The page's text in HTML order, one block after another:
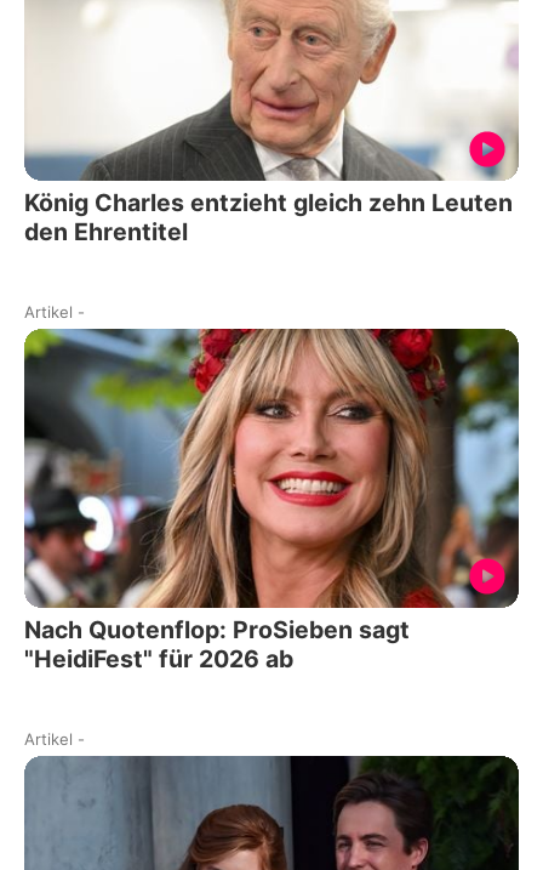
König Charles entzieht gleich zehn Leuten
den Ehrentitel
Artikel -
Nach Quotenflop: ProSieben sagt
"HeidiFest" für 2026 ab
Artikel -